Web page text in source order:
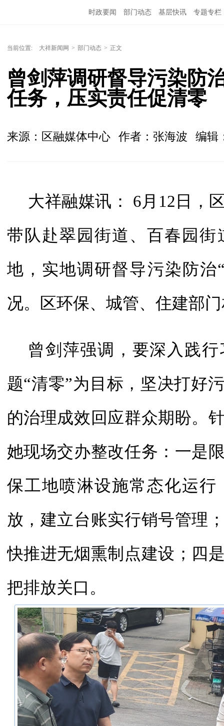
时政要闻 部门动态 基层快讯 专题专栏
当前位置: 大祥新闻网 > 部门动态 > 正文
曾剑萍调研督导污染防
任务，压实责任促清零
来源：区融媒体中心 作者：张海波 编辑
大祥融媒讯： 6月12日，
带队赴翠园街道、百春园
地，实地调研督导污染防
况。区环保、城管、住建部
曾剑萍强调，要深入践
题“清零”为目标，坚决打好
的治理成效回应群众期盼。
她现场交办整改任务：一是
保工地喷淋设施常态化运
放，建立台账实行销号管理
快推进无烟熏制点建设；四
把排放关口。